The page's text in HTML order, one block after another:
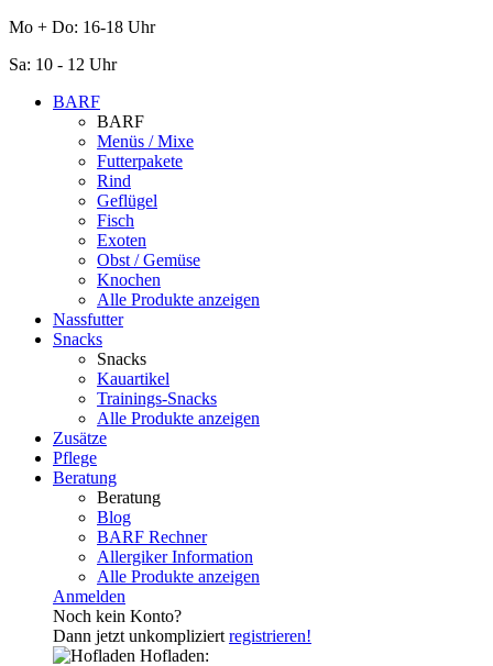
Mo + Do: 16-18 Uhr
Sa: 10 - 12 Uhr
BARF
BARF
Menüs / Mixe
Futterpakete
Rind
Geflügel
Fisch
Exoten
Obst / Gemüse
Knochen
Alle Produkte anzeigen
Nassfutter
Snacks
Snacks
Kauartikel
Trainings-Snacks
Alle Produkte anzeigen
Zusätze
Pflege
Beratung
Beratung
Blog
BARF Rechner
Allergiker Information
Alle Produkte anzeigen
Anmelden
Noch kein Konto?
Dann jetzt unkompliziert registrieren!
Hofladen: